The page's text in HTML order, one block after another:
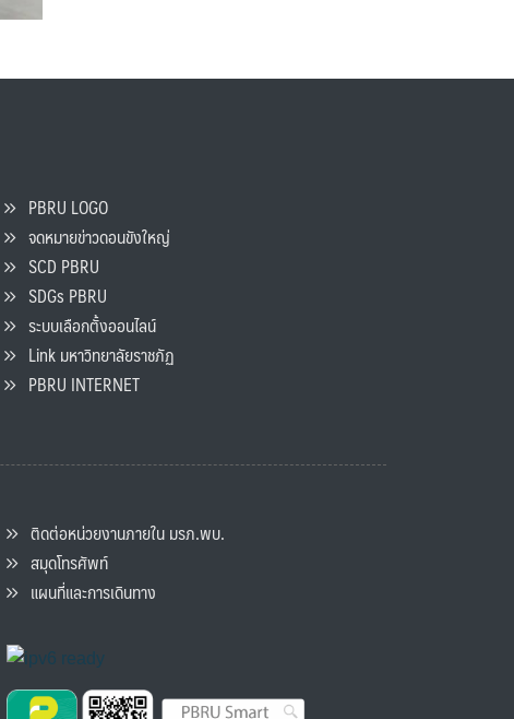
PBRU LOGO
จดหมายข่าวดอนขังใหญ่
SCD PBRU
SDGs PBRU
ระบบเลือกตั้งออนไลน์
Link มหาวิทยาลัยราชภัฏ
PBRU INTERNET
ติดต่อหน่วยงานภายใน มรภ.พบ.
สมุดโทรศัพท์
แผนที่และการเดินทาง